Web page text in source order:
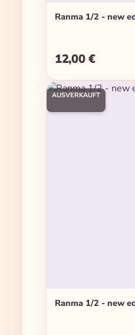
Ranma 1/2 - new
Regulärer Preis:
12,00 €
AUSVERKAUFT
Ranma 1/2 - new